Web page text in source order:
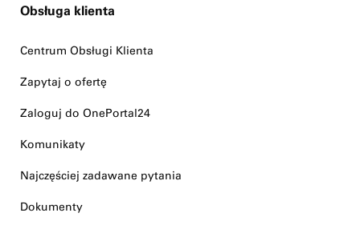
Obsługa klienta
Centrum Obsługi Klienta
Zapytaj o ofertę
Zaloguj do OnePortal24
Komunikaty
Najczęściej zadawane pytania
Dokumenty